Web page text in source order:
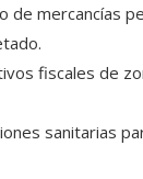
de mercancías
fiscales de
sanitarias